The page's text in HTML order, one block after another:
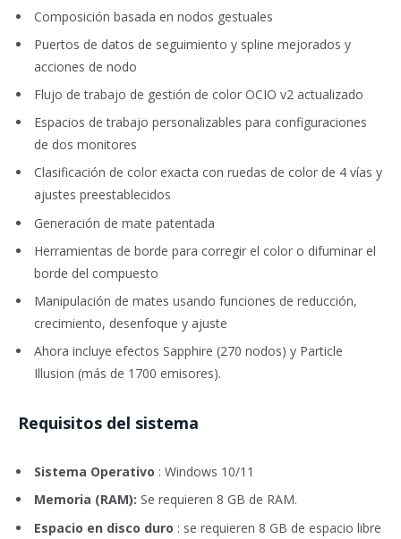
Composición basada en nodos gestuales
Puertos de datos de seguimiento y spline mejorados y
acciones de nodo
Flujo de trabajo de gestión de color OCIO v2 actualizado
Espacios de trabajo personalizables para configuraciones
de dos monitores
Clasificación de color exacta con ruedas de color de 4 vías y
ajustes preestablecidos
Generación de mate patentada
Herramientas de borde para corregir el color o difuminar el
borde del compuesto
Manipulación de mates usando funciones de reducción,
crecimiento, desenfoque y ajuste
Ahora incluye efectos Sapphire (270 nodos) y Particle
Illusion (más de 1700 emisores).
Requisitos del sistema
Sistema Operativo : Windows 10/11
Memoria (RAM): Se requieren 8 GB de RAM.
Espacio en disco duro : se requieren 8 GB de espacio libre